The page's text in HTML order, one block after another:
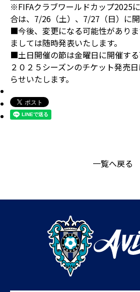
※FIFAクラブワールドカップ2025
合は、7/26（土）、7/27（日）に開
■今後、変更になる可能性があり
ましては随時発表いたします。
■土日開催の節は金曜日に開催する
２０２５シーズンのチケット発売
らせいたします。
一覧へ戻る